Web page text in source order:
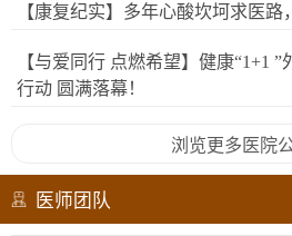
【康复纪实】多年心酸坎坷求医路
【与爱同行 点燃希望】健康“1+1
行动 圆满落幕！
浏览更多医院
医师团队